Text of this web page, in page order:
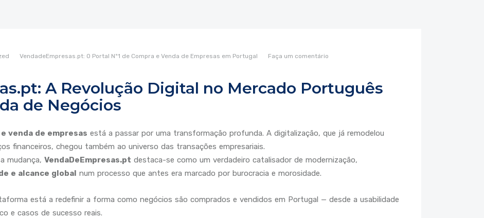
VendadeEmpresas.pt: O Portal Nº1 de Compra e Venda de Empresas em Portugal Faça um comentário
A Revolução Digital no Mercado Português
de Negócios
venda de empresas está a passar por uma transformação profunda. A digitalização, que já remodelou
financeiros, chegou também ao universo das transações empresariais.
mudança, VendaDeEmpresas.pt destaca-se como um verdadeiro catalisador de modernização,
e alcance global num processo que antes era marcado por burocracia e morosidade.
está a redefinir a forma como negócios são comprados e vendidos em Portugal — desde a usabilidade
e casos de sucesso reais.